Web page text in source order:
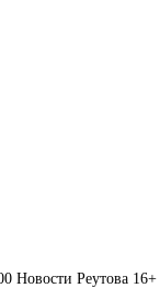
Новости Реутова